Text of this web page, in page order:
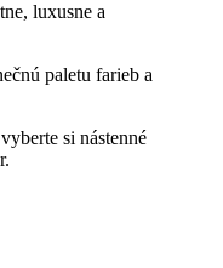
luxusne a
paletu farieb a
si nástenné